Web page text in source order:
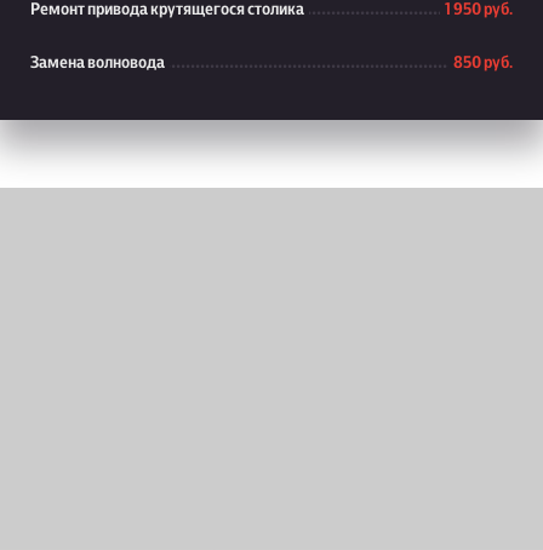
Ремонт привода крутящегося столика 1 950 руб.
Замена волновода 850 руб.